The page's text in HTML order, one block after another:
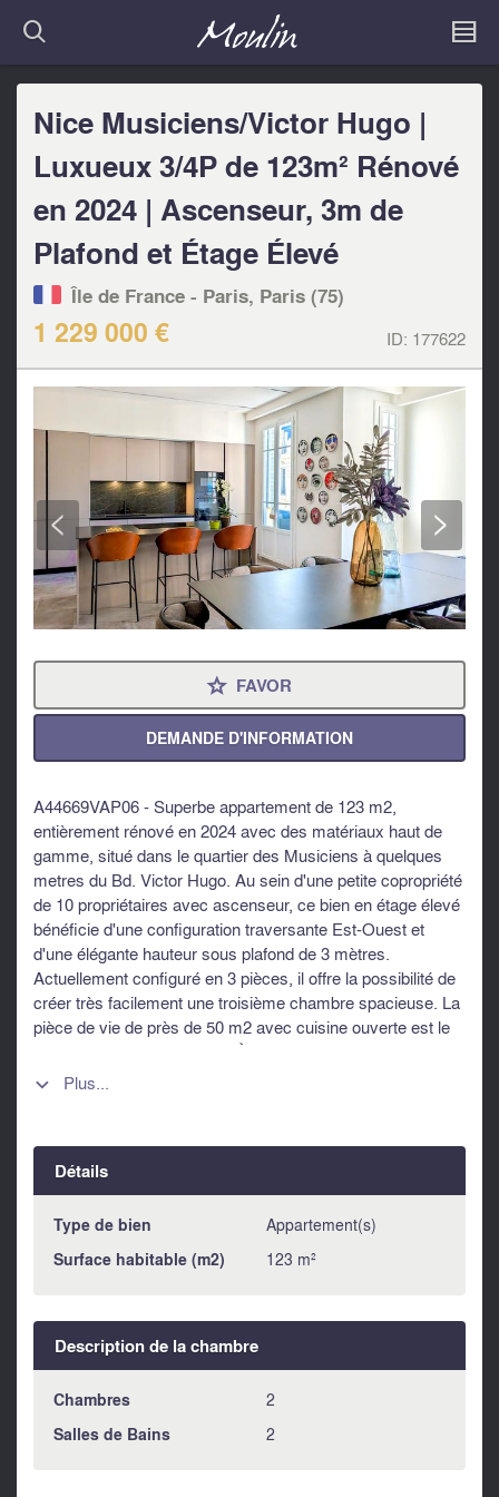
Nice Musiciens/Victor Hugo |
Luxueux 3/4P de 123m² Rénové
en 2024 | Ascenseur, 3m de
Plafond et Étage Élevé
Île de France - Paris, Paris (75)
1 229 000 € ID: 177622
< >
⋆ FAVOR
DEMANDE D'INFORMATION
A44669VAP06 - Superbe appartement de 123 m2,
entièrement rénové en 2024 avec des matériaux haut de
gamme, situé dans le quartier des Musiciens à quelques
metres du Bd. Victor Hugo. Au sein d'une petite copropriété
de 10 propriétaires avec ascenseur, ce bien en étage élevé
bénéficie d'une configuration traversante Est-Ouest et
d'une élégante hauteur sous plafond de 3 mètres.
Actuellement configuré en 3 pièces, il offre la possibilité de
créer très facilement une troisième chambre spacieuse. La
pièce de vie de près de 50 m2 avec cuisine ouverte est le
cœur de cet espace raffiné. À seulement quelques pas de
la station de tramway Alsace-Lorraine et à 5 minutes à pied
réversible, le double vitrage et le chauffage central.
Charges de copropriété s'élèvent à environ 330€ / mois.
Taxe foncière : 2.355€ Une grande cave complète ce bien
rare alliant charme bourgeois et modernité. Les
informations sur les risques auxquels ce bien est exposé
sont disponibles sur le site Géorisques :
 Plus...
Détails
Type de bien Appartement(s)
Surface habitable (m2) 123 m²
Description de la chambre
Chambres 2
Salles de Bains 2